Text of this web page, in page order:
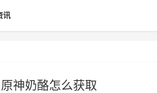
讯
神奶酪怎么获取